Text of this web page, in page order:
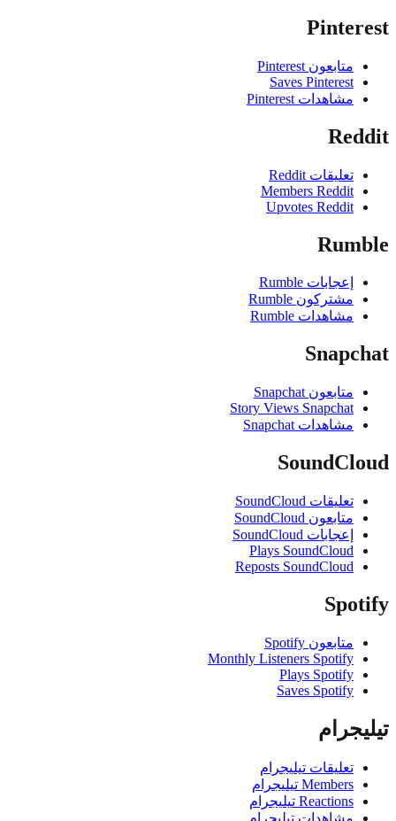
متابعون Pinterest
Saves Pinterest
مشاهدات Pinterest
تعليقات Reddit
Members Reddit
Upvotes Reddit
إعجابات Rumble
مشتركون Rumble
مشاهدات Rumble
متابعون Snapchat
Story Views Snapchat
مشاهدات Snapchat
تعليقات SoundCloud
متابعون SoundCloud
إعجابات SoundCloud
Plays SoundCloud
Reposts SoundCloud
متابعون Spotify
Monthly Listeners Spotify
Plays Spotify
Saves Spotify
تعليقات تيليجرام
Members تيليجرام
Reactions تيليجرام
مشاهدات تيليجرام